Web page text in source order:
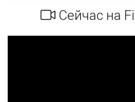
Сейчас на